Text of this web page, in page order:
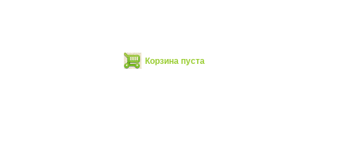
Корзина пуста